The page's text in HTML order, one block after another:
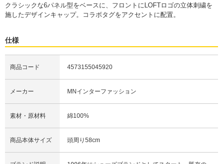
クラシックな6パネル型をベースに、フロントにLOFTロゴの立体刺繍を
施したデザインキャップ。コラボタグをアクセントに配置。
仕様
商品コード 4573155045920
メーカー MNインターファッション
素材・原材料 綿100%
商品本体サイズ 頭周り58cm